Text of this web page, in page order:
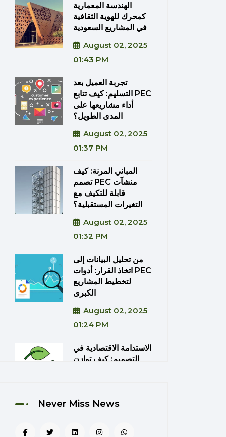
الهندسة المعمارية
كمحرك للهوية الثقافية
في المشاريع السعودية
August 02, 2025
01:43 PM
تجربة العميل بعد
التسليم: كيف تتابع PEC
أداء مشاريعها على
المدى الطويل؟
August 02, 2025
01:37 PM
المباني المرنة: كيف
تصمم PEC منشآت
قابلة للتكيف مع
التغيرات المستقبلية؟
August 02, 2025
01:32 PM
من تحليل البيانات إلى
اتخاذ القرار: أدوات PEC
لتخطيط المشاريع
الكبرى
August 02, 2025
01:24 PM
الاستدامة الاقتصادية في
التصميم: كيف توازن
August 02, 2025
Never Miss News